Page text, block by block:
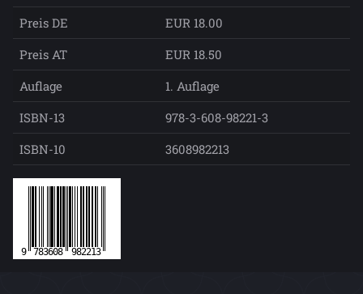
Preis DE
EUR 18.00
Preis AT
EUR 18.50
Auflage
1. Auflage
ISBN-13
978-3-608-98221-3
ISBN-10
3608982213